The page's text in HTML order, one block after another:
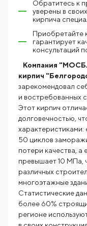
Обратитесь к
уверены в
кирпича
Приобретайте
гарантирует
консультаций
Компания
кирпич
зарекомендовал
и востребованных
Этот кирпич
долговечностью,
характеристиками:
50 циклов
потери качества, а
превышает 10 МПа,
различных
многоэтажные
Статистические
более 60%
регионе